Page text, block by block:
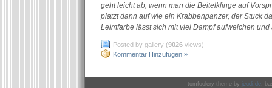
geht leicht ab, wenn man die Beitelklinge auf
platzt dann auf wie ein Krabbenpanzer, der Stuck
Leimfarbe lässt sich mit viel Dampf aufweichen
Posted by gallery (9026 views)
Kommentar Hinzufügen »
tomfoolery theme by jeudi.de,